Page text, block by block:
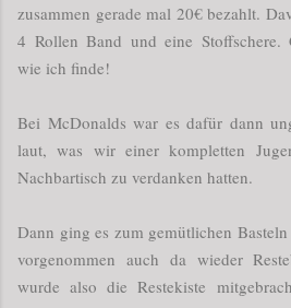
zusammen gerade mal 20€ bezahlt.
4 Rollen Band und eine Stoffschere.
wie ich finde!
Bei McDonalds war es dafür dann
laut, was wir einer kompletten
Nachbartisch zu verdanken hatten.
Dann ging es zum gemütlichen
vorgenommen auch da wieder
wurde also die Restekiste